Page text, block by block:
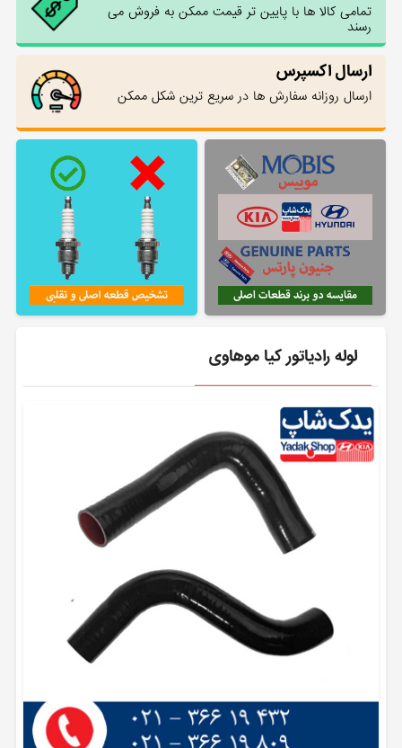
تمامی کالا ها با پایین تر قیمت ممکن به فروش می
رسند
ارسال اکسپرس
ارسال روزانه سفارش ها در سریع ترین شکل ممکن
لوله رادیاتور کیا موهاوی